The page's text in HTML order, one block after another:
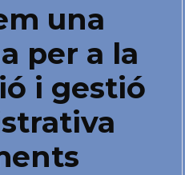
una
per a la
i gestió